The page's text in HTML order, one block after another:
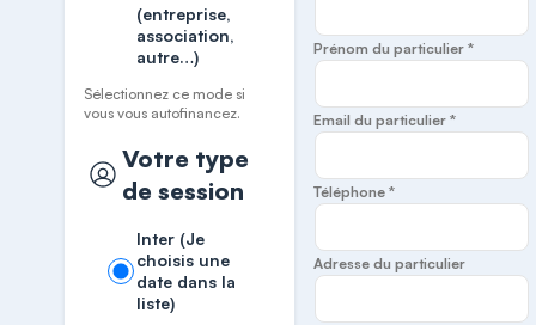
(entreprise,
association,
autre…)
Sélectionnez ce mode si
vous vous autofinancez.
Votre type
de session
Inter (Je
choisis une
date dans la
liste)
Prénom du particulier *
Email du particulier *
Téléphone *
Adresse du particulier